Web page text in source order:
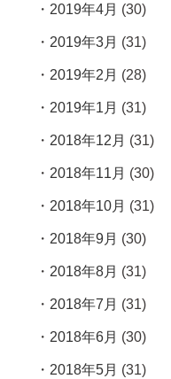
2019年4月 (30)
2019年3月 (31)
2019年2月 (28)
2019年1月 (31)
2018年12月 (31)
2018年11月 (30)
2018年10月 (31)
2018年9月 (30)
2018年8月 (31)
2018年7月 (31)
2018年6月 (30)
2018年5月 (31)